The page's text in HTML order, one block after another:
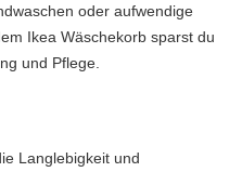
oder aufwendige
Ikea Wäschekorb sparst du
und Pflege.
Langlebigkeit und